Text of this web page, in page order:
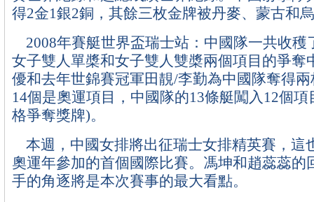
得2金1銀2銅，其餘三枚金牌被丹麥、蒙古和
2008年賽艇世界盃瑞士站：中國隊一共收穫
女子雙人單槳和女子雙人雙槳兩個項目的爭奪
優和去年世錦賽冠軍田靚/李勤為中國隊奪得
14個是奧運項目，中國隊的13條艇闖入12個
格爭奪獎牌)。
本週，中國女排將出征瑞士女排精英賽，這
奧運年參加的首個國際比賽。馮坤和趙蕊蕊的
手的角逐將是本次賽事的最大看點。